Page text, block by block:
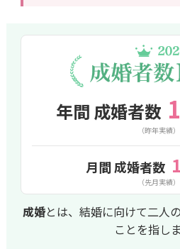
30代男性 / 東京県
人付き合いを億劫に感じやすい
しまいがちなところを仲介の方
たお陰で結婚まで辿り着けたと
ーズのタイミング) 。
年間 成婚者数
（昨年実績）
月間 成婚者数
（先月実績）
成婚とは、結婚に向けて二人
ことを指しま